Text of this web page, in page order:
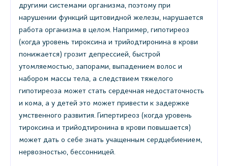
другими системами организма, поэтому при
нарушении функций щитовидной железы, нарушается
работа организма в целом. Например, гипотиреоз
(когда уровень тироксина и трийодтиронина в крови
понижается) грозит депрессией, быстрой
утомляемостью, запорами, выпадением волос и
набором массы тела, а следствием тяжелого
гипотиреоза может стать сердечная недостаточность
и кома, а у детей это может привести к задержке
умственного развития. Гипертиреоз (когда уровень
тироксина и трийодтиронина в крови повышается)
может дать о себе знать учащенным сердцебиением,
нервозностью, бессонницей.